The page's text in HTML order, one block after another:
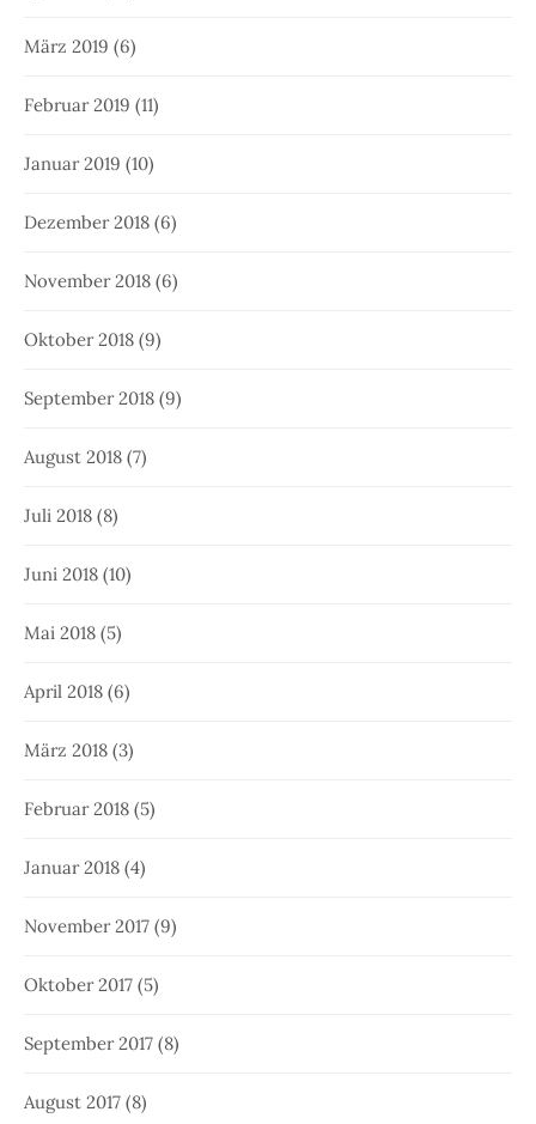
März 2019 (6)
Februar 2019 (11)
Januar 2019 (10)
Dezember 2018 (6)
November 2018 (6)
Oktober 2018 (9)
September 2018 (9)
August 2018 (7)
Juli 2018 (8)
Juni 2018 (10)
Mai 2018 (5)
April 2018 (6)
März 2018 (3)
Februar 2018 (5)
Januar 2018 (4)
November 2017 (9)
Oktober 2017 (5)
September 2017 (8)
August 2017 (8)